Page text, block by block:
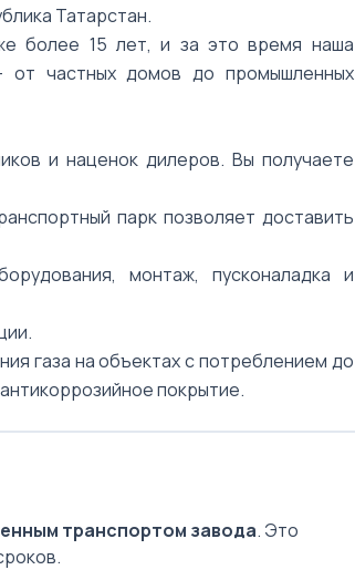
Татарстан.
более 15 лет, и за это время наша
от частных домов до промышленных
и наценок дилеров. Вы получаете
парк позволяет доставить
монтаж, пусконаладка и
газа на объектах с потреблением до
покрытие.
транспортом завода. Это